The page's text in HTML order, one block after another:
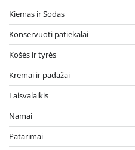
Kiemas ir Sodas
Konservuoti patiekalai
Košės ir tyrės
Kremai ir padažai
Laisvalaikis
Namai
Patarimai